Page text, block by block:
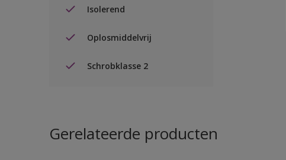
Isolerend
Oplosmiddelvrij
Schrobklasse 2
Gerelateerde producten